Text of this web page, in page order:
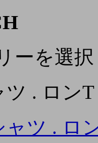
ーを選択
ツ . ロンT
ャツ . ロ